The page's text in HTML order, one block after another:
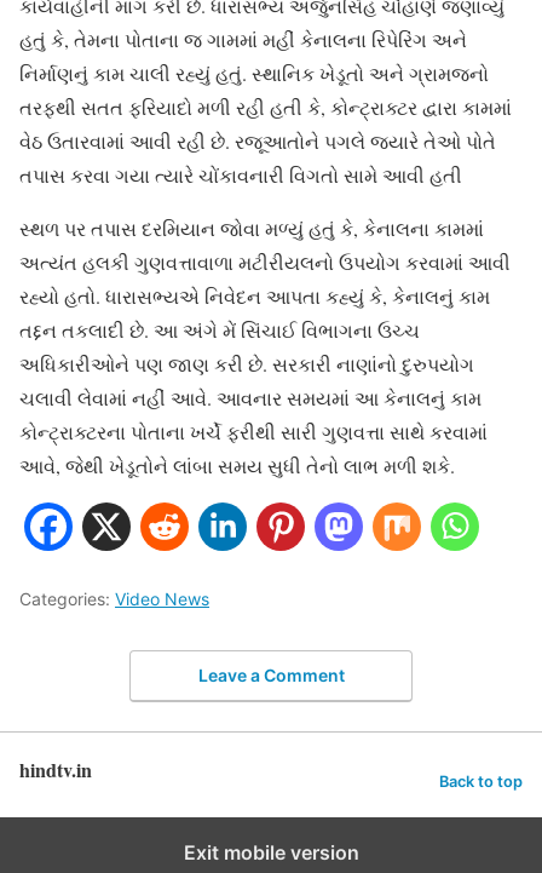
કાર્યવાહીની માગ કરી છે. ધારાસભ્ય અર્જુનસિંહ ચૌહાણે જણાવ્યું
હતું કે, તેમના પોતાના જ ગામમાં મહીં કેનાલના રિપેરિંગ અને
નિર્માણનું કામ ચાલી રહ્યું હતું. સ્થાનિક ખેડૂતો અને ગ્રામજનો
તરફથી સતત ફરિયાદો મળી રહી હતી કે, કોન્ટ્રાક્ટર દ્વારા કામમાં
વેઠ ઉતારવામાં આવી રહી છે. રજૂઆતોને પગલે જ્યારે તેઓ પોતે
તપાસ કરવા ગયા ત્યારે ચોંકાવનારી વિગતો સામે આવી હતી
સ્થળ પર તપાસ દરમિયાન જોવા મળ્યું હતું કે, કેનાલના કામમાં
અત્યંત હલકી ગુણવત્તાવાળા મટીરીયલનો ઉપયોગ કરવામાં આવી
રહ્યો હતો. ધારાસભ્યએ નિવેદન આપતા કહ્યું કે, કેનાલનું કામ
તદ્દન તકલાદી છે. આ અંગે મેં સિંચાઈ વિભાગના ઉચ્ચ
અધિકારીઓને પણ જાણ કરી છે. સરકારી નાણાંનો દુરુપયોગ
ચલાવી લેવામાં નહીં આવે. આવનાર સમયમાં આ કેનાલનું કામ
કોન્ટ્રાક્ટરના પોતાના ખર્ચે ફરીથી સારી ગુણવત્તા સાથે કરવામાં
આવે, જેથી ખેડૂતોને લાંબા સમય સુધી તેનો લાભ મળી શકે.
Categories: Video News
Leave a Comment
hindtv.in Back to top
Exit mobile version